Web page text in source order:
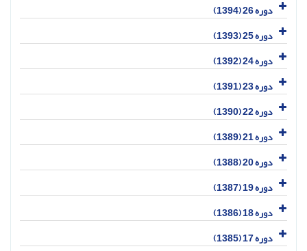
دوره 26 (1394)
دوره 25 (1393)
دوره 24 (1392)
دوره 23 (1391)
دوره 22 (1390)
دوره 21 (1389)
دوره 20 (1388)
دوره 19 (1387)
دوره 18 (1386)
دوره 17 (1385)